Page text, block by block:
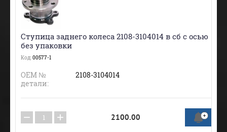
Ступица заднего колеса 2108-3104014 в сб с осью
без упаковки
Код:00577-1
ОЕМ №
детали:
2108-3104014
− + 2100.00